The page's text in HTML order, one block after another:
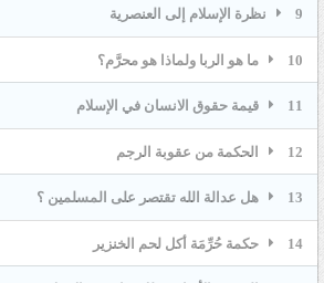
9 نظرة الإسلام إلى العنصرية
10 ما هو الربا ولماذا هو محرَّم؟
11 قيمة حقوق الانسان في الإسلام
12 الحكمة من عقوبة الرجم
13 هل عدالة الله تقتصر على المسلمين ؟
14 حكمة حُرِّمَة أكل لحم الخنزير